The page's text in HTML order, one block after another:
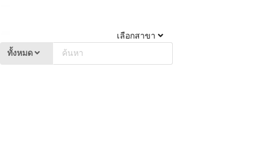
เลือกสาขา
ทั้งหมด